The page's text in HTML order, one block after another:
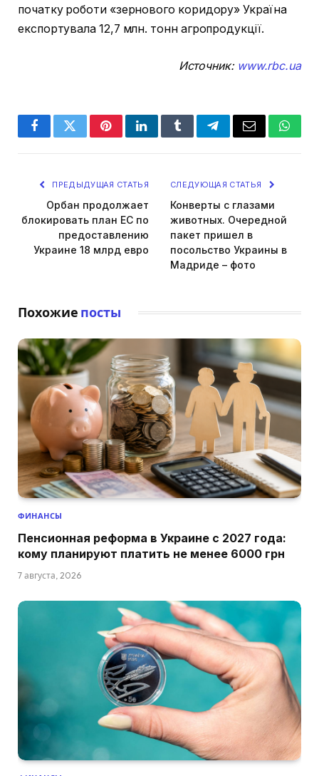
початку роботи «зернового коридору» Україна
експортувала 12,7 млн. тонн агропродукції.
Источник: www.rbc.ua
FacebookTwitterPinterestLinkedInTumblrTelegramEmail
ПРЕДЫДУЩАЯ СТАТЬЯ
Орбан продолжает
блокировать план ЕС по
предоставлению
Украине 18 млрд евро
СЛЕДУЮЩАЯ СТАТЬЯ
Конверты с глазами
животных. Очередной
пакет пришел в
посольство Украины в
Мадриде – фото
Похожие посты
ФИНАНСЫ
Пенсионная реформа в Украине с 2027 года:
кому планируют платить не менее 6000 грн
7 августа, 2026